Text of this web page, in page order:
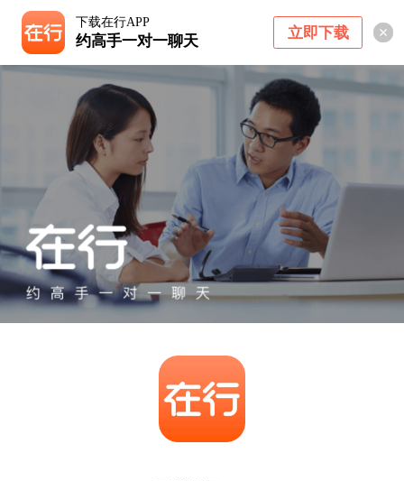
下载在行APP
约高手一对一聊天 立即下载